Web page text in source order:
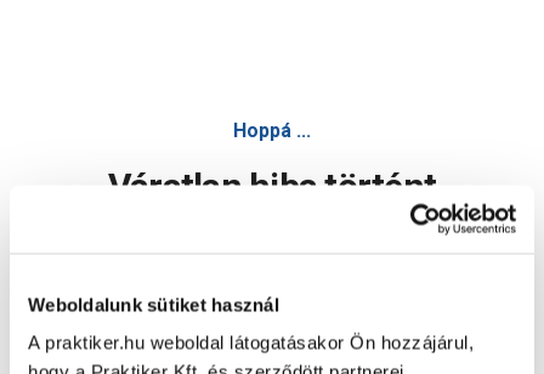
Weboldalunk sütiket használ
A praktiker.hu weboldal látogatásakor Ön hozzájárul,
Hoppá ...
Váratlan hiba történt
Oldal újratöltése